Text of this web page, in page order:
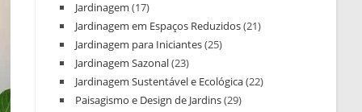
Jardinagem (17)
Jardinagem em Espaços Reduzidos(21)
Jardinagem para Iniciantes(25)
Jardinagem Sazonal(23)
Jardinagem Sustentável e Ecológica(22)
Paisagismo e Design de Jardins(29)